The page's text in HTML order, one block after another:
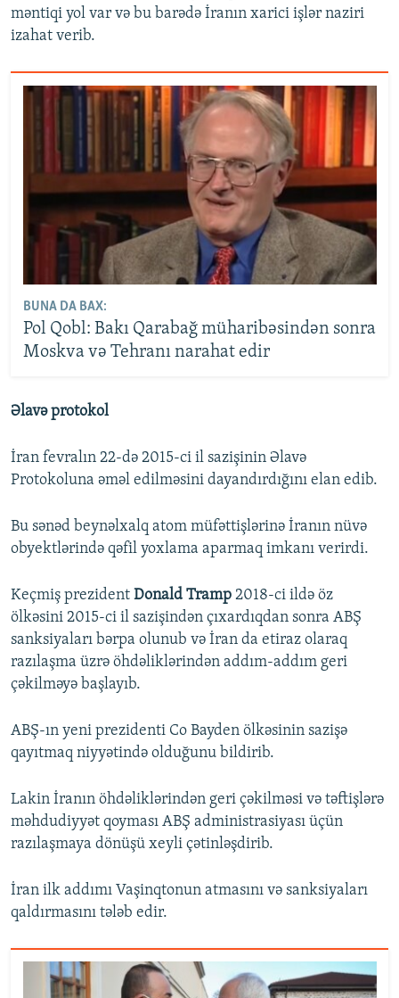
məntiqi yol var və bu barədə İranın xarici işlər naziri
izahat verib.
BUNA DA BAX:
Pol Qobl: Bakı Qarabağ müharibəsindən sonra
Moskva və Tehranı narahat edir
Əlavə protokol
İran fevralın 22-də 2015-ci il sazişinin Əlavə
Protokoluna əməl edilməsini dayandırdığını elan edib.
Bu sənəd beynəlxalq atom müfəttişlərinə İranın nüvə
obyektlərində qəfil yoxlama aparmaq imkanı verirdi.
Keçmiş prezident Donald Tramp 2018-ci ildə öz
ölkəsini 2015-ci il sazişindən çıxardıqdan sonra ABŞ
sanksiyaları bərpa olunub və İran da etiraz olaraq
razılaşma üzrə öhdəliklərindən addım-addım geri
çəkilməyə başlayıb.
ABŞ-ın yeni prezidenti Co Bayden ölkəsinin sazişə
qayıtmaq niyyətində olduğunu bildirib.
Lakin İranın öhdəliklərindən geri çəkilməsi və təftişlərə
məhdudiyyət qoyması ABŞ administrasiyası üçün
razılaşmaya dönüşü xeyli çətinləşdirib.
İran ilk addımı Vaşinqtonun atmasını və sanksiyaları
qaldırmasını tələb edir.